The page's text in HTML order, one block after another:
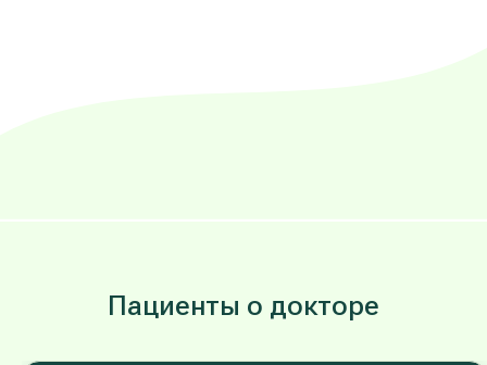
Пациенты о докторе